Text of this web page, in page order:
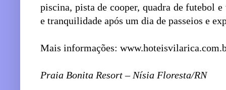
piscina, pista de cooper, quadra de futebol
e tranquilidade após um dia de passeios e
Mais informações:
Praia Bonita Resort – Nísia Floresta/RN